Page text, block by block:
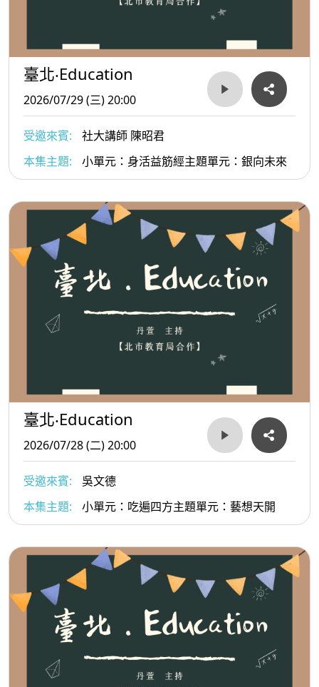
臺北‧Education
2026/07/29 (三) 20:00
受邀來賓:
社大講師 陳昭君
本集主題:
小單元：身活益筋經主題單元：銀向未來
臺北‧Education
2026/07/28 (二) 20:00
受邀來賓:
吳文德
本集主題:
小單元：吃遍四方主題單元：藝想天開